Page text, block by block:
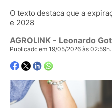
O texto destaca que a
e 2028
AGROLINK - Leonardo
Publicado em 19/05/2026 às 02:59h.